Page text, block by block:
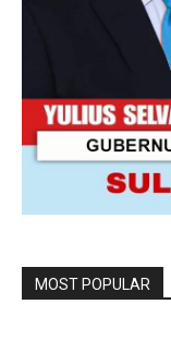
MOST POPULAR